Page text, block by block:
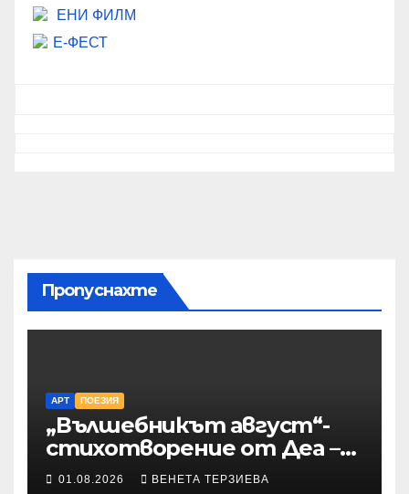
ЕНИ ФИЛМ
Е-ФЕСТ
Пропуснахте
АРТ ПОЕЗИЯ
„Вълшебникът август“-
стихотворение от Деа –
Десислава Иванова
01.08.2026 ВЕНЕТА ТЕРЗИЕВА